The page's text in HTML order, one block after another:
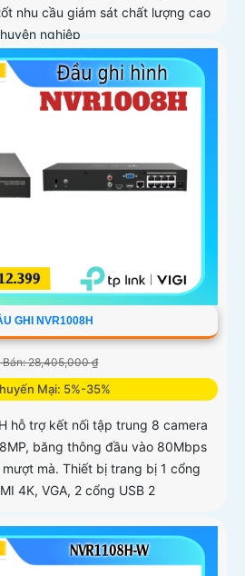
nhu cầu giám sát chất lượng cao
nghiệp
GHI NVR1008H
Bán: 28,405,000 ₫
Mại: 5%-35%
hỗ trợ kết nối tập trung 8 camera
băng thông đầu vào 80Mbps
mà. Thiết bị trang bị 1 cổng
4K, VGA, 2 cổng USB 2